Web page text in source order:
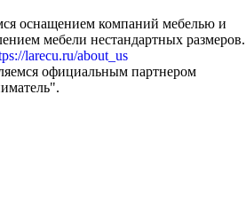
оснащением компаний мебелью и
мебели нестандартных размеров.
larecu.ru/about_us
официальным партнером